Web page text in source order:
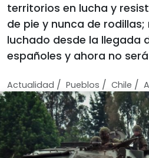
territorios en lucha y
de pie y nunca de
luchado desde la llegada
españoles y ahora no
Actualidad / Pueblos / Chile /